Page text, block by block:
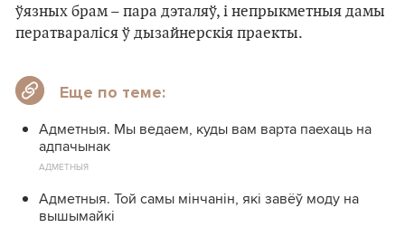
ўязных брам – пара дэталяў, і непрыкметныя дамы
ператвараліся ў дызайнерскія праекты.
Еще по теме:
Адметныя. Мы ведаем, куды вам варта паехаць на
адпачынак
АДМЕТНЫЯ
Адметныя. Той самы мінчанін, які завёў моду на
вышымайкі